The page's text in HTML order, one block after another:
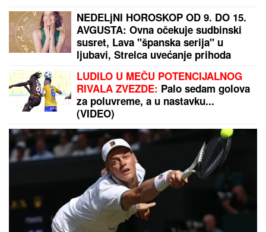
NEDELjNI HOROSKOP OD 9. DO 15.
AVGUSTA: Ovna očekuje sudbinski
susret, Lava "španska serija" u
ljubavi, Strelca uvećanje prihoda
LUDILO U MEČU POTENCIJALNOG
RIVALA ZVEZDE: Palo sedam golova
za poluvreme, a u nastavku...
(VIDEO)